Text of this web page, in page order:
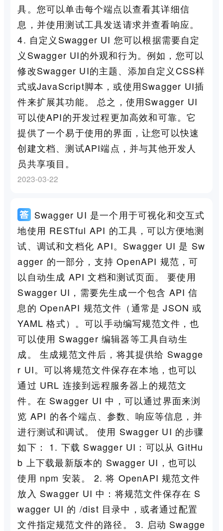
具。您可以单击每个端点以查看其详细信
息，并使用测试工具发送请求并查看响应。
4. 自定义Swagger UI 您可以根据需要自定
义Swagger UI的外观和行为。例如，您可以
修改Swagger UI的主题、添加自定义CSS样
式或JavaScript脚本，或使用Swagger UI插
件来扩展其功能。 总之，使用Swagger UI
可以使API的开发过程更加高效和可靠。它
提供了一个易于使用的界面，让您可以快速
创建文档、测试API端点，并与其他开发人
员共享项目。
2023-03-22
Swagger UI 是一个用于可视化和交互式
地使用 RESTful API 的工具，可以方便地测
试、调试和文档化 API。Swagger UI 是 Sw
agger 的一部分，支持 OpenAPI 规范，可
以自动生成 API 文档和测试页面。 要使用
Swagger UI，需要先生成一个包含 API 信
息的 OpenAPI 规范文件（通常是 JSON 或
YAML 格式）。可以手动编写规范文件，也
可以使用 Swagger 编辑器等工具自动生
成。 生成规范文件后，将其提供给 Swagge
r UI。可以将规范文件保存在本地，也可以
通过 URL 连接到远程服务器上的规范文
件。在 Swagger UI 中，可以通过界面来浏
览 API 的各个端点、参数、响应等信息，并
进行测试和调试。 使用 Swagger UI 的步骤
如下： 1. 下载 Swagger UI：可以从 GitHu
b 上下载最新版本的 Swagger UI，也可以
使用 npm 安装。 2. 将 OpenAPI 规范文件
放入 Swagger UI 中：将规范文件保存在 S
wagger UI 的 /dist 目录中，或者通过配置
文件指定规范文件的路径。 3. 启动 Swagge